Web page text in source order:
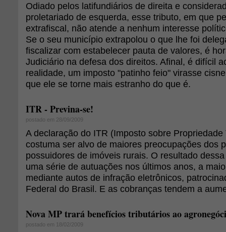
Odiado pelos latifundiários de direita e
proletariado de esquerda, esse tributo, em que
extrafiscal, não atende a nenhum interesse
Se o seu município extrapolou o que lhe foi
fiscalizar com estabelecer pauta de valores, é
Judiciário na defesa dos direitos. Afinal, é difícil
realidade, um imposto "patinho feio" virasse
que ele se torne mais estranho do que é.
ITR - Previna-se!
postado em 28/09/2009
A declaração do ITR (Imposto sobre
costuma ser alvo de maiores preocupações dos
possuidores de imóveis rurais. O resultado
uma série de autuações nos últimos anos, a
mediante autos de infração eletrônicos,
Federal do Brasil. E as cobranças tendem a
Nova MP trará benefícios tributários ao
postado em 18/02/2009